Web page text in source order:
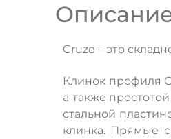
Cruze – это
Клинок профиля
а также
стальной
клинка. Прямые